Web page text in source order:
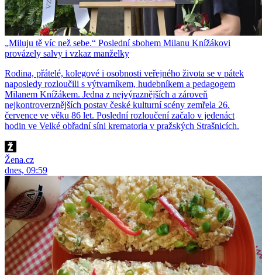
„Miluju tě víc než sebe.“ Poslední sbohem Milanu Knížákovi
provázely salvy i vzkaz manželky
Rodina, přátelé, kolegové i osobnosti veřejného života se v pátek
naposledy rozloučili s výtvarníkem, hudebníkem a pedagogem
Milanem Knížákem. Jedna z nejvýraznějších a zároveň
nejkontroverznějších postav české kulturní scény zemřela 26.
července ve věku 86 let. Poslední rozloučení začalo v jedenáct
hodin ve Velké obřadní síni krematoria v pražských Strašnicích.
Žena.cz
dnes, 09:59